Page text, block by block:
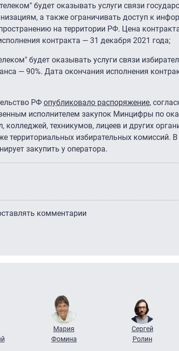
будет оказывать услуги связи
а также ограничивать доступ к
на территории РФ. Цена
контракта — 31 декабря 2021 года;
будет оказывать услуги связи
— 90%. Дата окончания исполнения
РФ опубликовало распоряжение,
исполнителем закупок Минцифры по
техникумов, лицеев и других
территориальных избирательных комиссий.
закупить у оператора.
комментарии
Мария
Фомина
Сергей
Ролин